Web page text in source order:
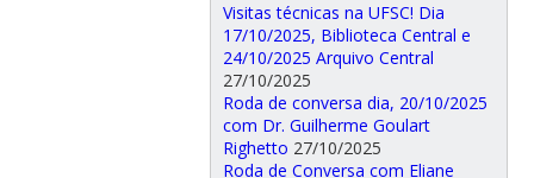
Visitas técnicas na UFSC! Dia
17/10/2025, Biblioteca Central e
24/10/2025 Arquivo Central
27/10/2025
Roda de conversa dia, 20/10/2025
com Dr. Guilherme Goulart
Righetto 27/10/2025
Roda de Conversa com Eliane